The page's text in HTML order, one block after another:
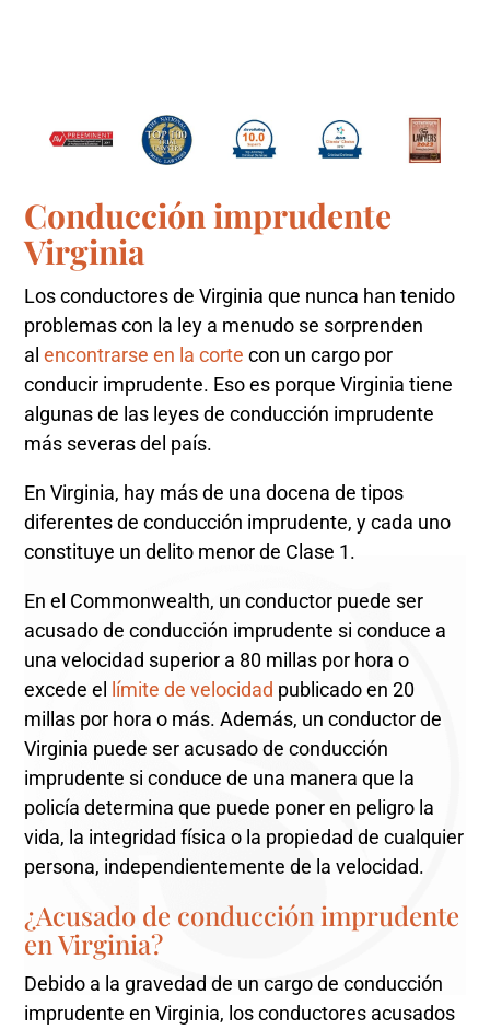
Conducción imprudente
Virginia
Los conductores de Virginia que nunca han tenido
problemas con la ley a menudo se sorprenden
alencontrarse en la corte con un cargo por
conducir imprudente. Eso es porque Virginia tiene
algunas de las leyes de conducción imprudente
más severas del país.
En Virginia, hay más de una docena de tipos
diferentes de conducción imprudente, y cada uno
constituye un delito menor de Clase 1.
En el Commonwealth, un conductor puede ser
acusado de conducción imprudente si conduce a
una velocidad superior a 80 millas por hora o
excede el
límite de velocidad publicado en 20
millas por hora o más. Además, un conductor de
Virginia puede ser acusado de conducción
imprudente si conduce de una manera que la
policía determina que puede poner en peligro la
vida, la integridad física o la propiedad de cualquier
persona, independientemente de la velocidad.
¿Acusado de conducción imprudente
en Virginia?
Debido a la gravedad de un cargo de conducción
imprudente en Virginia, los conductores acusados ​​